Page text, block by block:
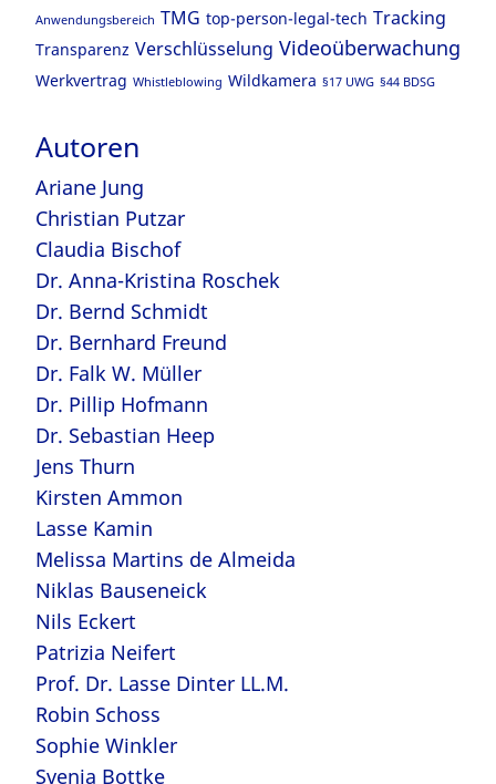
Anwendungsbereich TMG top-person-legal-tech Tracking
Transparenz Verschlüsselung Videoüberwachung
Werkvertrag Whistleblowing Wildkamera §17 UWG §44 BDSG
Autoren
Ariane Jung
Christian Putzar
Claudia Bischof
Dr. Anna-Kristina Roschek
Dr. Bernd Schmidt
Dr. Bernhard Freund
Dr. Falk W. Müller
Dr. Pillip Hofmann
Dr. Sebastian Heep
Jens Thurn
Kirsten Ammon
Lasse Kamin
Melissa Martins de Almeida
Niklas Bauseneick
Nils Eckert
Patrizia Neifert
Prof. Dr. Lasse Dinter LL.M.
Robin Schoss
Sophie Winkler
Svenja Bottke